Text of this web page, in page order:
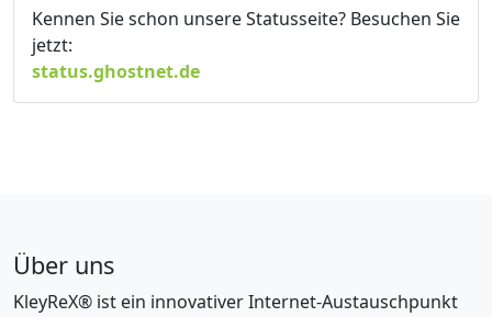
Kennen Sie schon unsere Statusseite? Besuchen Sie
jetzt:
status.ghostnet.de
Über uns
KleyReX® ist ein innovativer Internet-Austauschpunkt